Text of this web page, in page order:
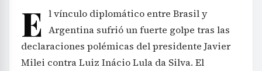
E l vínculo diplomático entre Brasil y
Argentina sufrió un fuerte golpe tras las
declaraciones polémicas del presidente Javier
Milei contra Luiz Inácio Lula da Silva. El